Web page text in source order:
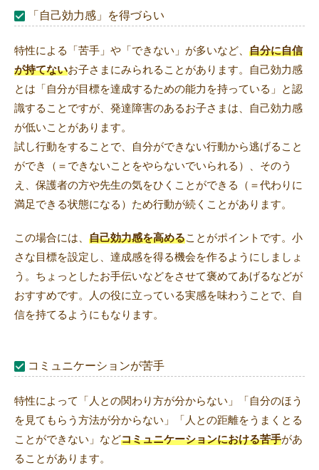
「自己効力感」を得づらい
特性による「苦手」や「できない」が多いなど、 自分に自信
が持てないお子さまにみられることがあります。自己効力感
とは「自分が目標を達成するための能力を持っている」と認
識することですが、発達障害のあるお子さまは、自己効力感
が低いことがあります。
試し行動をすることで、自分ができない行動から逃げること
ができ（＝できないことをやらないでいられる）、そのう
え、保護者の方や先生の気をひくことができる（＝代わりに
満足できる状態になる）ため行動が続くことがあります。
この場合には、 自己効力感を高めることがポイントです。小
さな目標を設定し、達成感を得る機会を作るようにしましょ
う。ちょっとしたお手伝いなどをさせて褒めてあげるなどが
おすすめです。人の役に立っている実感を味わうことで、自
信を持てるようにもなります。
コミュニケーションが苦手
特性によって「人との関わり方が分からない」「自分のほう
を見てもらう方法が分からない」「人との距離をうまくとる
ことができない」などコミュニケーションにおける苦手があ
ることがあります。